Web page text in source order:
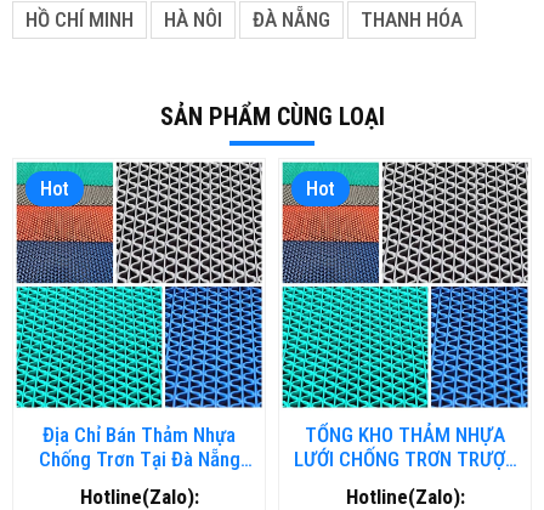
HỒ CHÍ MINH HÀ NÔI ĐÀ NẴNG THANH HÓA
SẢN PHẨM CÙNG LOẠI
Hot
Địa Chỉ Bán Thảm Nhựa
Chống Trơn Tại Đà Nẵng
Chất Lượng, Giá Rẻ
Hotline(Zalo):
Hot
TỔNG KHO THẢM NHỰA
LƯỚI CHỐNG TRƠN TRƯỢT
TẠI HÀ NỘI
Hotline(Zalo):